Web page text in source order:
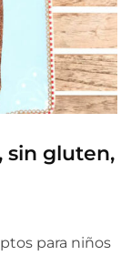
sin gluten,
para niños